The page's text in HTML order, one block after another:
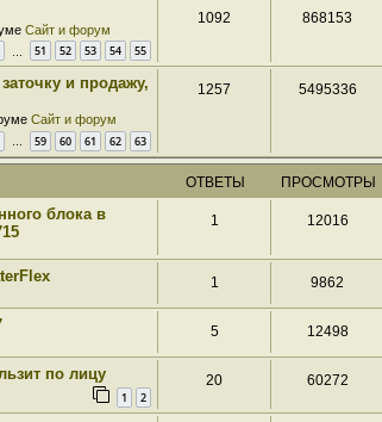
Сайт и форум
51 52 53 54 55
1092 868153
и продажу,
Сайт и форум
… 59 60 61 62 63
1257 5495336
ОТВЕТЫ ПРОСМОТРЫ
блока в
1 12016
1 9862
5 12498
по лицу
1 2
20 60272